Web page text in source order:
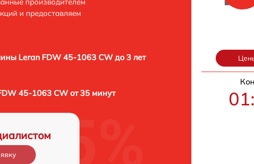
и предоставляем
Leran FDW 45-1063 CW до 3 лет
45-1063 CW от 35 минут